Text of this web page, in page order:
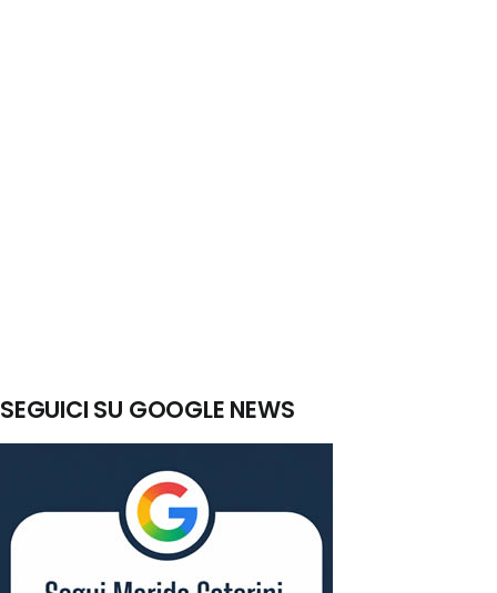
SEGUICI SU GOOGLE NEWS